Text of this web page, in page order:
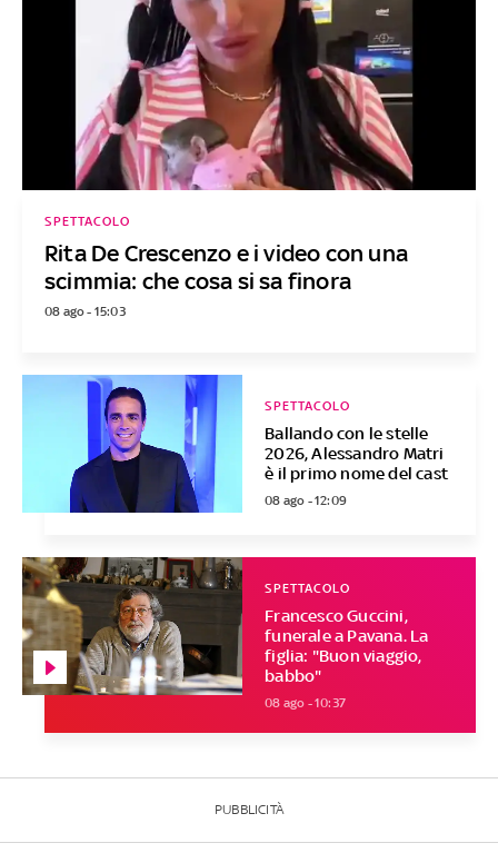
Rita De Crescenzo e i video con una
scimmia: che cosa si sa finora
SPETTACOLO
08 ago - 15:03
Ballando con le stelle
2026, Alessandro Matri
è il primo nome del cast
SPETTACOLO
08 ago - 12:09
Francesco Guccini,
funerale a Pavana. La
figlia: "Buon viaggio,
babbo"
SPETTACOLO
08 ago - 10:37
PUBBLICITÀ